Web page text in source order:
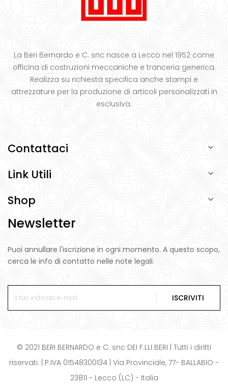
La Beri Bernardo e C. snc nasce a Lecco nel 1952 come
officina di costruzioni meccaniche e tranceria generica.
Realizza su richiesta specifica anche stampi e
attrezzature per la produzione di articoli personalizzati in
esclusiva.
Contattaci 
Link Utili 
Shop 
Newsletter
Puoi annullare l'iscrizione in ogni momento. A questo scopo,
cerca le info di contatto nelle note legali.
ISCRIVITI
© 2021 BERI BERNARDO e C. snc DEI F.LLI BERI | Tutti i diritti
riservati. | P.IVA 01548300134 | Via Provinciale, 77- BALLABIO -
23811 - Lecco (LC) - Italia